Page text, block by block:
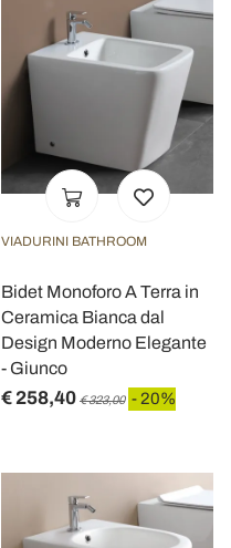
VIADURINI BATHROOM
Bidet Monoforo A Terra in
Ceramica Bianca dal
Design Moderno Elegante
- Giunco
€ 258,40 € 323,00 - 20%